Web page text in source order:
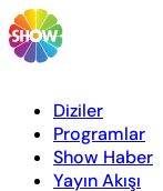
Diziler
Programlar
Show Haber
Yayın Akışı